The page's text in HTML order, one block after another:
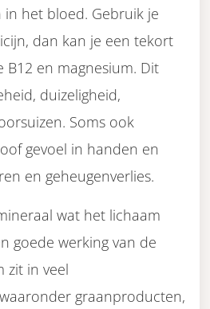
het bloed. Gebruik je
dan kan je een tekort
B12 en magnesium. Dit
duizeligheid,
Soms ook
gevoel in handen en
en geheugenverlies.
wat het lichaam
goede werking van de
zit in veel
graanproducten,